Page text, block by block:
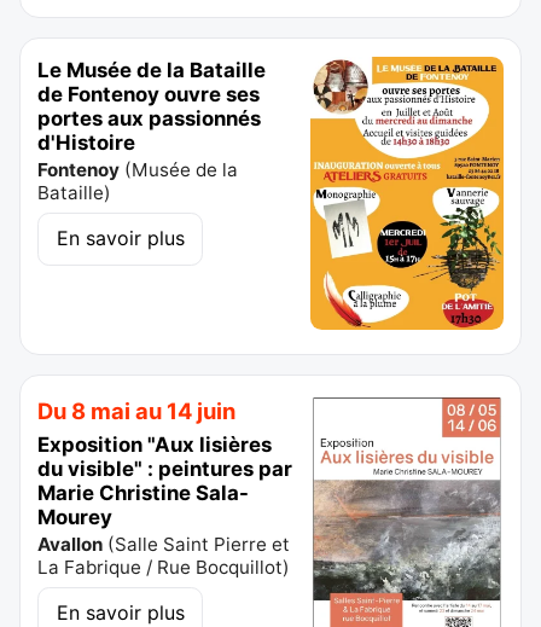
Le Musée de la Bataille
de Fontenoy ouvre ses
portes aux passionnés
d'Histoire
Fontenoy (Musée de la
Bataille)
En savoir plus
Du 8 mai au 14 juin
Exposition "Aux lisières
du visible" : peintures par
Marie Christine Sala-
Mourey
Avallon (Salle Saint Pierre et
La Fabrique / Rue Bocquillot)
En savoir plus